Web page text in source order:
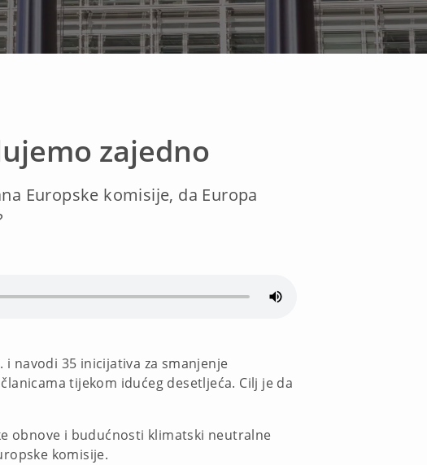
zajedno
Europske komisije, da Europa
navodi 35 inicijativa za smanjenje
tijekom idućeg desetljeća. Cilj je da
obnove i budućnosti klimatski neutralne
komisije.